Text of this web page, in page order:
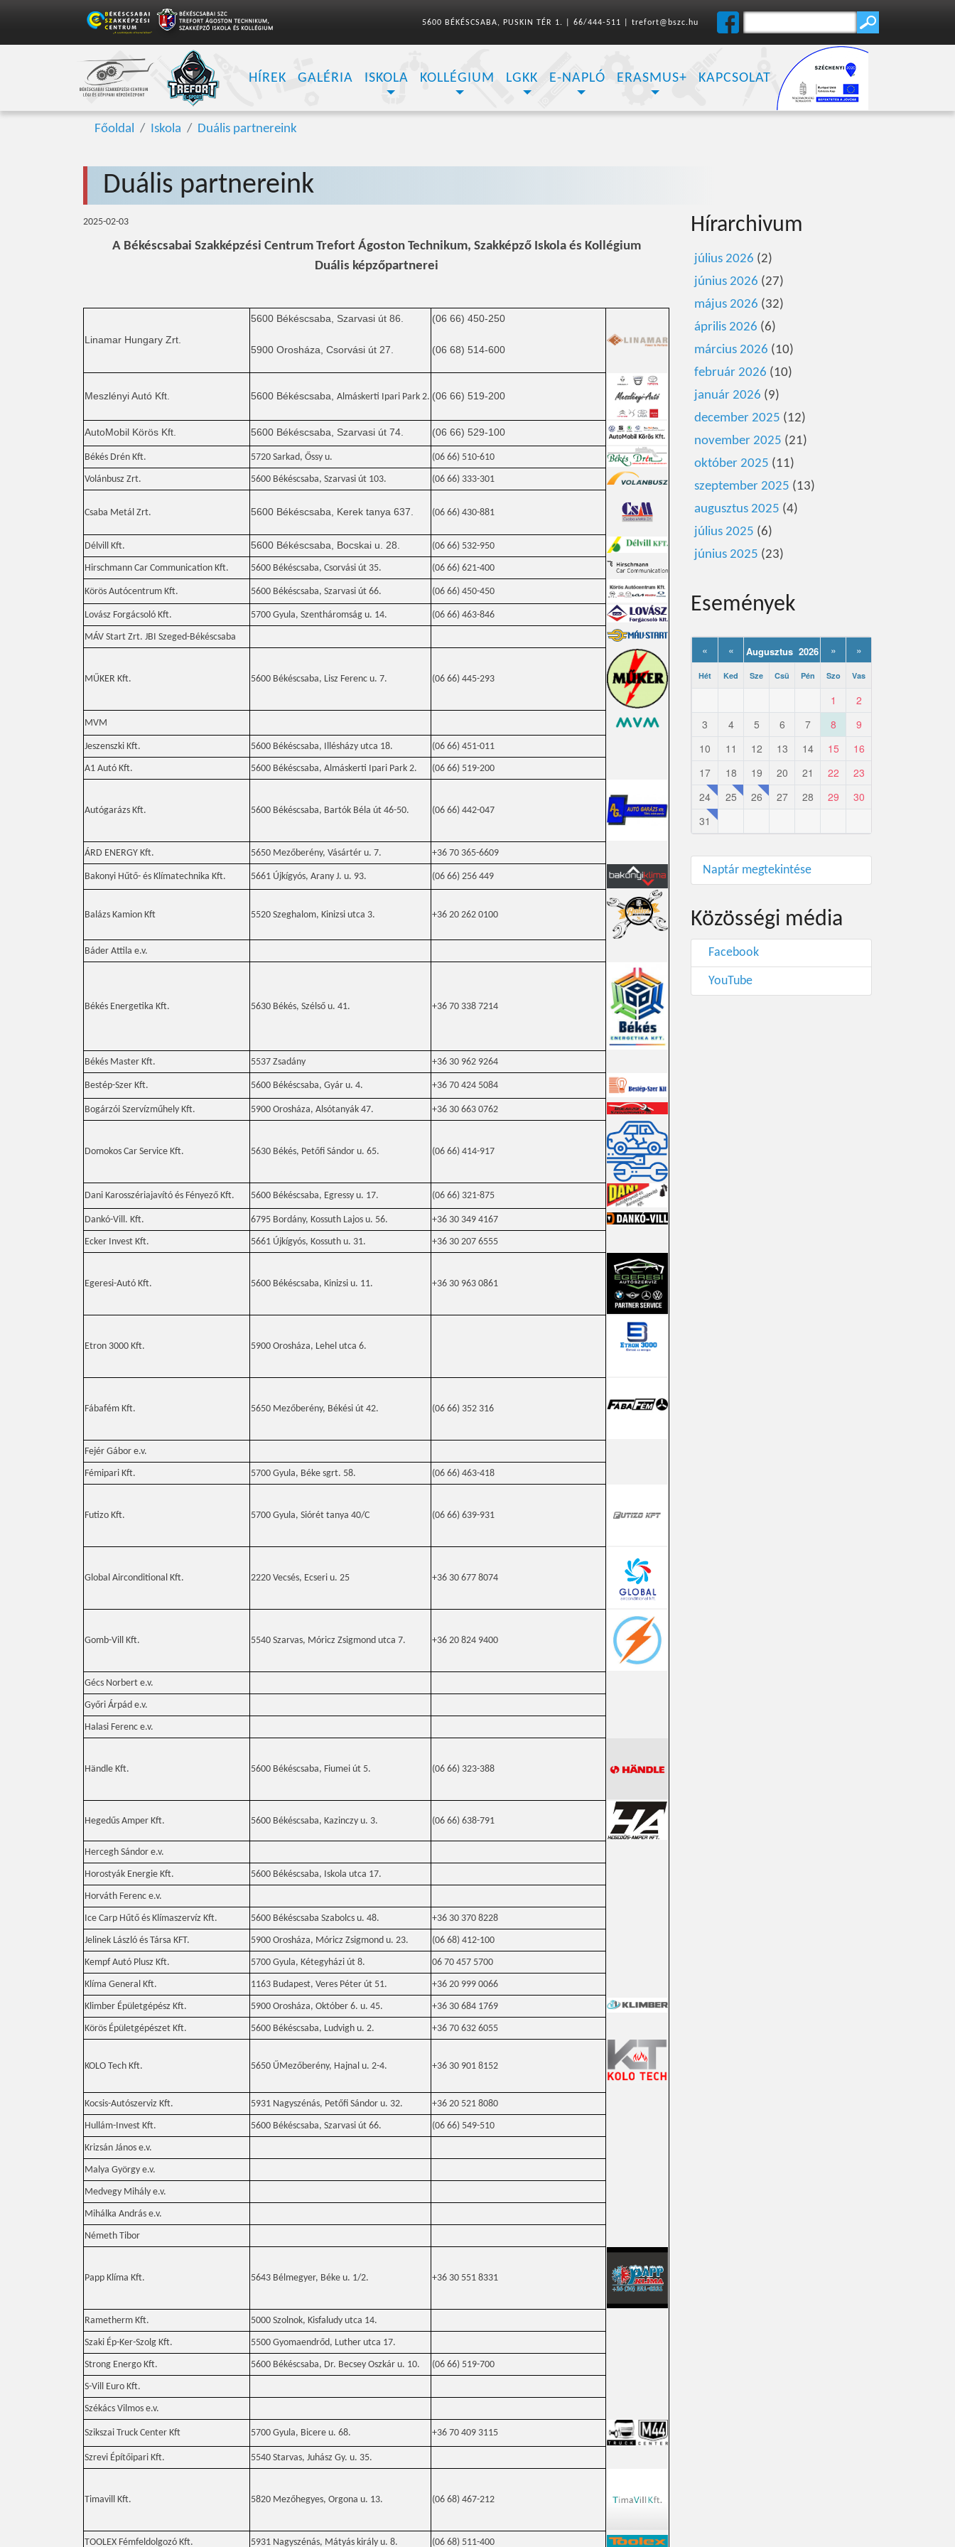
5600 BÉKÉSCSABA, PUSKIN TÉR 1. 66/444-511 trefort@bszc.hu
HÍREK GALÉRIA ISKOLA KOLLÉGIUM LGKK E-NAPLÓ ERASMUS+ KAPCSOLAT
Főoldal Iskola Duális partnereink
Duális partnereink
2025-02-03
A Békéscsabai Szakképzési Centrum Trefort Ágoston Technikum, Szakképző Iskola és Kollégium
Duális képzőpartnerei
Linamar Hungary Zrt.
5600 Békéscsaba, Szarvasi út 86.
5900 Orosháza, Csorvási út 27.
(06 66) 450-250
(06 68) 514-600
Meszlényi Autó Kft. 5600 Békéscsaba, Almáskerti Ipari Park 2. (06 66) 519-200
AutoMobil Körös Kft. 5600 Békéscsaba, Szarvasi út 74. (06 66) 529-100
Békés Drén Kft. 5720 Sarkad, Őssy u. (06 66) 510-610
Volánbusz Zrt. 5600 Békéscsaba, Szarvasi út 103. (06 66) 333-301
Csaba Metál Zrt. 5600 Békéscsaba, Kerek tanya 637. (06 66) 430-881
Délvill Kft. 5600 Békéscsaba, Bocskai u. 28. (06 66) 532-950
Hirschmann Car Communication Kft. 5600 Békéscsaba, Csorvási út 35. (06 66) 621-400
Körös Autócentrum Kft. 5600 Békéscsaba, Szarvasi út 66. (06 66) 450-450
Lovász Forgácsoló Kft. 5700 Gyula, Szentháromság u. 14. (06 66) 463-846
MÁV Start Zrt. JBI Szeged-Békéscsaba
MŰKER Kft. 5600 Békéscsaba, Lisz Ferenc u. 7. (06 66) 445-293
MVM
Jeszenszki Kft. 5600 Békéscsaba, Illésházy utca 18. (06 66) 451-011
A1 Autó Kft. 5600 Békéscsaba, Almáskerti Ipari Park 2. (06 66) 519-200
Autógarázs Kft. 5600 Békéscsaba, Bartók Béla út 46-50. (06 66) 442-047
ÁRD ENERGY Kft. 5650 Mezőberény, Vásártér u. 7. +36 70 365-6609
Bakonyi Hűtő- és Klímatechnika Kft. 5661 Újkígyós, Arany J. u. 93. (06 66) 256 449
Balázs Kamion Kft 5520 Szeghalom, Kinizsi utca 3. +36 20 262 0100
Báder Attila e.v.
Békés Energetika Kft. 5630 Békés, Szélső u. 41. +36 70 338 7214
Békés Master Kft. 5537 Zsadány +36 30 962 9264
Bestép-Szer Kft. 5600 Békéscsaba, Gyár u. 4. +36 70 424 5084
Bogárzói Szervízműhely Kft. 5900 Orosháza, Alsótanyák 47. +36 30 663 0762
Domokos Car Service Kft. 5630 Békés, Petőfi Sándor u. 65. (06 66) 414-917
Dani Karosszériajavító és Fényező Kft. 5600 Békéscsaba, Egressy u. 17. (06 66) 321-875
Dankó-Vill. Kft. 6795 Bordány, Kossuth Lajos u. 56. +36 30 349 4167
Ecker Invest Kft. 5661 Újkígyós, Kossuth u. 31. +36 30 207 6555
Egeresi-Autó Kft. 5600 Békéscsaba, Kinizsi u. 11. +36 30 963 0861
Etron 3000 Kft. 5900 Orosháza, Lehel utca 6.
Fábafém Kft. 5650 Mezőberény, Békési út 42. (06 66) 352 316
Fejér Gábor e.v.
Fémipari Kft. 5700 Gyula, Béke sgrt. 58. (06 66) 463-418
Futizo Kft. 5700 Gyula, Siórét tanya 40/C (06 66) 639-931
Global Airconditional Kft. 2220 Vecsés, Ecseri u. 25 +36 30 677 8074
Gomb-Vill Kft. 5540 Szarvas, Móricz Zsigmond utca 7. +36 20 824 9400
Gécs Norbert e.v.
Győri Árpád e.v.
Halasi Ferenc e.v.
Händle Kft. 5600 Békéscsaba, Fiumei út 5. (06 66) 323-388
Hegedűs Amper Kft. 5600 Békéscsaba, Kazinczy u. 3. (06 66) 638-791
Hercegh Sándor e.v.
Horostyák Energie Kft. 5600 Békéscsaba, Iskola utca 17.
Horváth Ferenc e.v.
Ice Carp Hűtő és Klímaszervíz Kft. 5600 Békéscsaba Szabolcs u. 48. +36 30 370 8228
Jelinek László és Társa KFT. 5900 Orosháza, Móricz Zsigmond u. 23. (06 68) 412-100
Kempf Autó Plusz Kft. 5700 Gyula, Kétegyházi út 8. 06 70 457 5700
Klíma General Kft. 1163 Budapest, Veres Péter út 51. +36 20 999 0066
Klimber Épületgépész Kft. 5900 Orosháza, Október 6. u. 45. +36 30 684 1769
Körös Épületgépészet Kft. 5600 Békéscsaba, Ludvigh u. 2. +36 70 632 6055
KOLO Tech Kft. 5650 ŰMezőberény, Hajnal u. 2-4. +36 30 901 8152
Kocsis-Autószerviz Kft. 5931 Nagyszénás, Petőfi Sándor u. 32. +36 20 521 8080
Hullám-Invest Kft. 5600 Békéscsaba, Szarvasi út 66. (06 66) 549-510
Krizsán János e.v.
Malya György e.v.
Medvegy Mihály e.v.
Mihálka András e.v.
Németh Tibor
Papp Klíma Kft. 5643 Bélmegyer, Béke u. 1/2. +36 30 551 8331
Rametherm Kft. 5000 Szolnok, Kisfaludy utca 14.
Szaki Ép-Ker-Szolg Kft. 5500 Gyomaendrőd, Luther utca 17.
Strong Energo Kft. 5600 Békéscsaba, Dr. Becsey Oszkár u. 10. (06 66) 519-700
S-Vill Euro Kft.
Székács Vilmos e.v.
Szikszai Truck Center Kft 5700 Gyula, Bicere u. 68. +36 70 409 3115
Szrevi Építőipari Kft. 5540 Starvas, Juhász Gy. u. 35.
Timavill Kft. 5820 Mezőhegyes, Orgona u. 13. (06 68) 467-212
TOOLEX Fémfeldolgozó Kft. 5931 Nagyszénás, Mátyás király u. 8. (06 68) 511-400
Hírarchivum
július 2026 (2)
június 2026 (27)
május 2026 (32)
április 2026 (6)
március 2026 (10)
február 2026 (10)
január 2026 (9)
december 2025 (12)
november 2025 (21)
október 2025 (11)
szeptember 2025 (13)
augusztus 2025 (4)
július 2025 (6)
június 2025 (23)
Események
« « Augusztus 2026 » »
Hét Ked Sze Csü Pén Szo Vas
1
2
3
4 5 6 7 8
9
10
11 12 13 14 15
16
17
18 19 20 21 22
23
24
25 26 27 28 29
30
31
Naptár megtekintése
Közösségi média
Facebook
YouTube